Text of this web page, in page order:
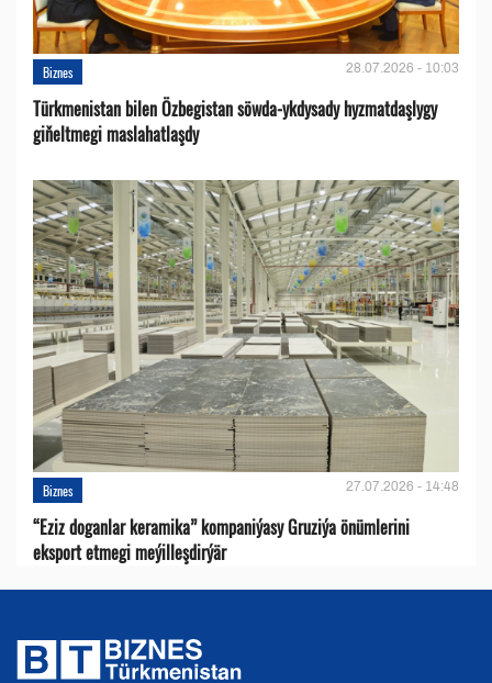
Biznes 28.07.2026 - 10:03
Türkmenistan bilen Özbegistan söwda-ykdysady hyzmatdaşlygy
giňeltmegi maslahatlaşdy
Biznes 27.07.2026 - 14:48
“Eziz doganlar keramika” kompaniýasy Gruziýa önümlerini
eksport etmegi meýilleşdirýär